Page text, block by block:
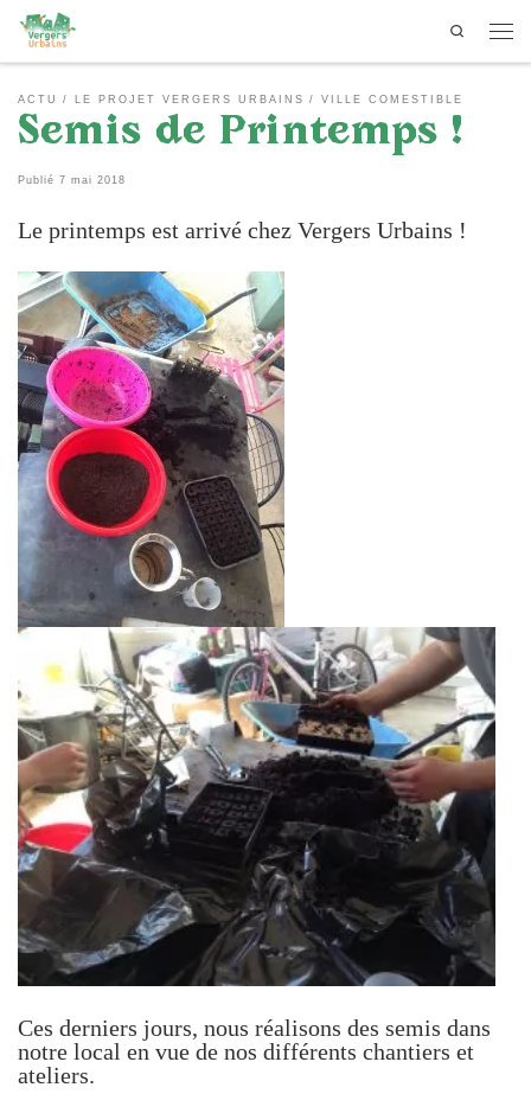
Passer au contenu
Search
ACTU LE PROJET VERGERS URBAINS VILLE COMESTIBLE
Semis de Printemps !
Publié 7 mai 2018
Le printemps est arrivé chez Vergers Urbains !
Ces derniers jours, nous réalisons des semis dans
notre local en vue de nos différents chantiers et
ateliers.